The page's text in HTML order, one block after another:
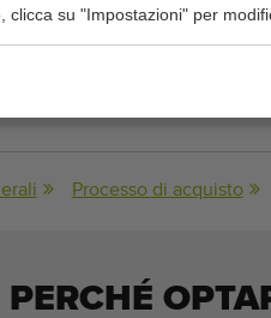
clicca su "Impostazioni" per
Processo di acquisto
PERCHÉ